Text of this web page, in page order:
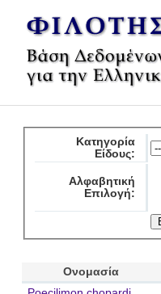
Κατηγορία
Είδους:
Αλφαβητική
Επιλογή:
Ονομασία